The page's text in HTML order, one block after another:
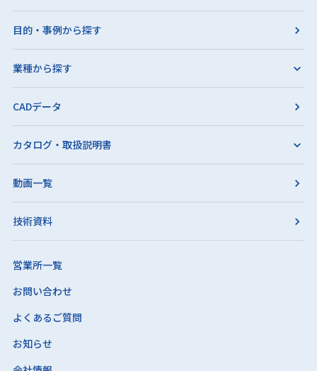
目的・事例から探す
業種から探す
CADデータ
カタログ・取扱説明書
動画一覧
技術資料
営業所一覧
お問い合わせ
よくあるご質問
お知らせ